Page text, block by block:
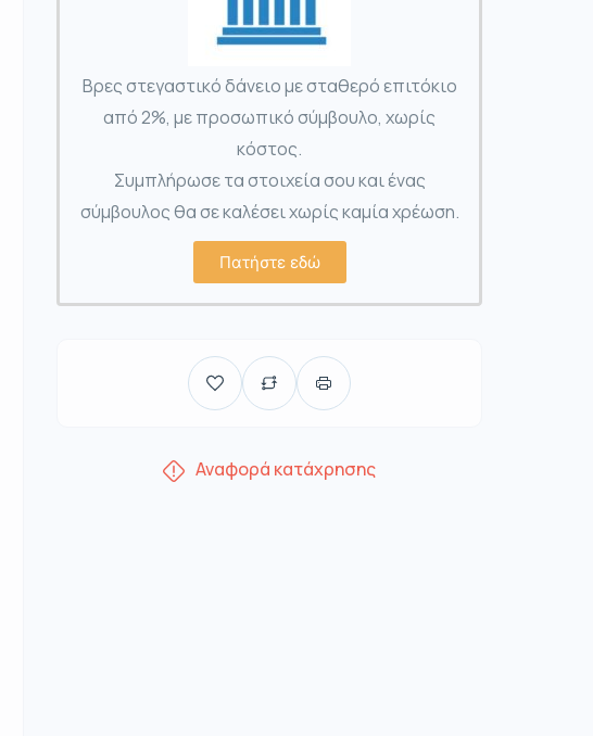
Βρες στεγαστικό δάνειο με σταθερό επιτόκιο
από 2%, με προσωπικό σύμβουλο, χωρίς
κόστος.
Συμπλήρωσε τα στοιχεία σου και ένας
σύμβουλος θα σε καλέσει χωρίς καμία χρέωση.
Πατήστε εδώ
Αναφορά κατάχρησης